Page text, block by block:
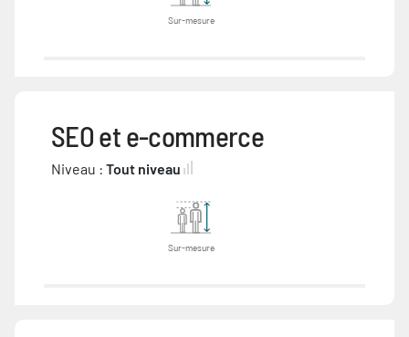
Sur-mesure
SEO et e-commerce
Niveau : Tout niveau
Sur-mesure